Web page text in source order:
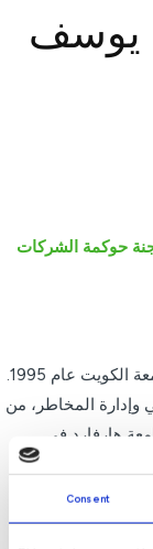
Consent
يوسف
حوكمة الشركات
حاصل على درجة البكالوريوس في الاقتصاد من جامعة الكويت عام 1995.
وإدارة المخاطر، من
هارفارد في
تدريبي مخصص
منذ يناير